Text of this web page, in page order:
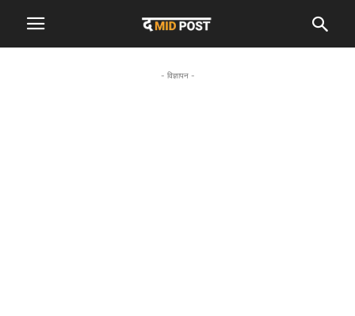
- विज्ञापन -